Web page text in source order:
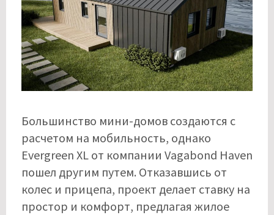
Большинство мини-домов создаются с
расчетом на мобильность, однако
Evergreen XL от компании Vagabond Haven
пошел другим путем. Отказавшись от
колес и прицепа, проект делает ставку на
простор и комфорт, предлагая жилое